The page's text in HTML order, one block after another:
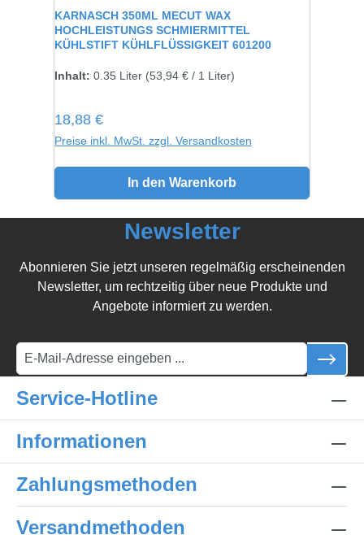
KARNASCH 350ML MECUT WAX
HOCHLEISTUNGS SCHMIERMITTEL
KÜHLSTIFT KÜHLFLÜSSIGKEIT 601200
Inhalt: 0.35 Liter (53,94 € / 1 Liter)
Regulärer Preis:
18,88 €
Preise inkl. MwSt. zzgl. Versandkosten
In den Warenkorb
Newsletter
Abonnieren Sie jetzt unseren regelmäßig erscheinenden
Newsletter, um rechtzeitig über neue Produkte und
Angebote informiert zu werden.
Service-Hotline
Informationen
Zahlungsmethoden
Versandmethoden